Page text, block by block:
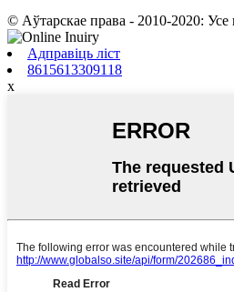
© Аўтарскае права - 2010-2020:
Адправіць ліст
8615613309118
x